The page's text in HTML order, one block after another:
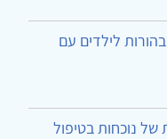
לילדים עם
נוכחות בטיפול